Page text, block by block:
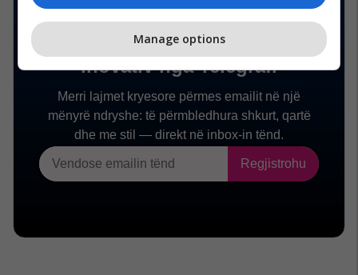
Manage options